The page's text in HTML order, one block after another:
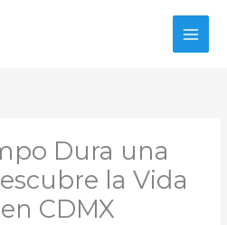
Dura una
la Vida
CDMX